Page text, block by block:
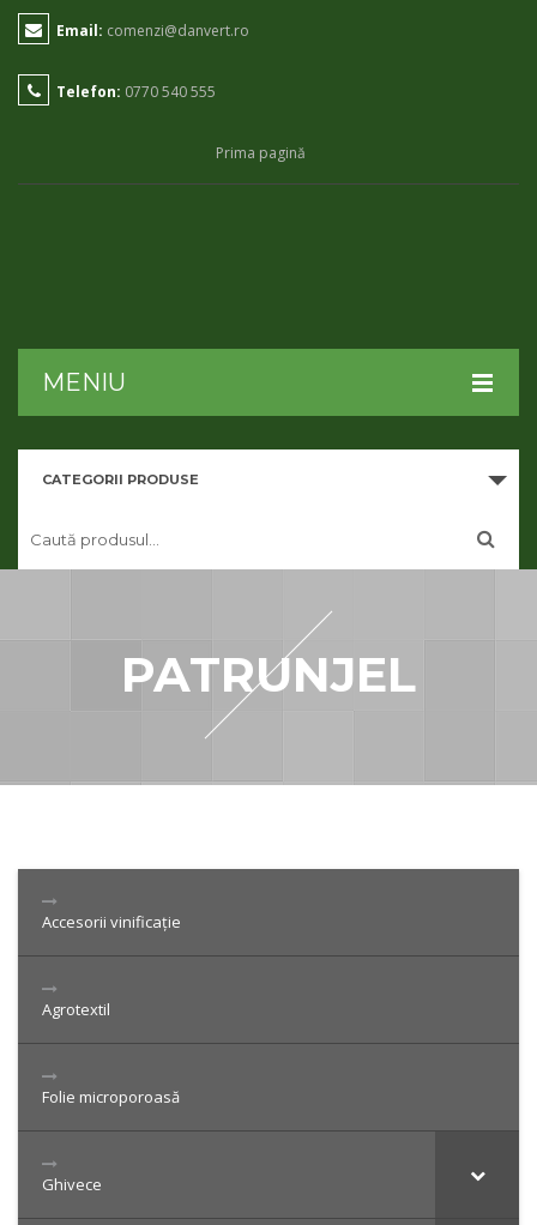
Email: comenzi@danvert.ro
Telefon: 0770 540 555
Prima pagină
MENIU
HOME
CONTUL MEU
CATEGORII PRODUSE
PATRUNJEL
Accesorii vinificație
Agrotextil
Folie microporoasă
Ghivece